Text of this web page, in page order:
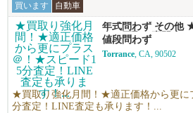
買います 自動車
年式問わず その他
車の買取り専門店
高く買える！シンプ
高価買い取りしま
欧州車なんでも買い
値段問わず
Torrance, CA, 90502
★買取り強化月間！★適正価格から更に
分査定！LINE査定も承ります！...